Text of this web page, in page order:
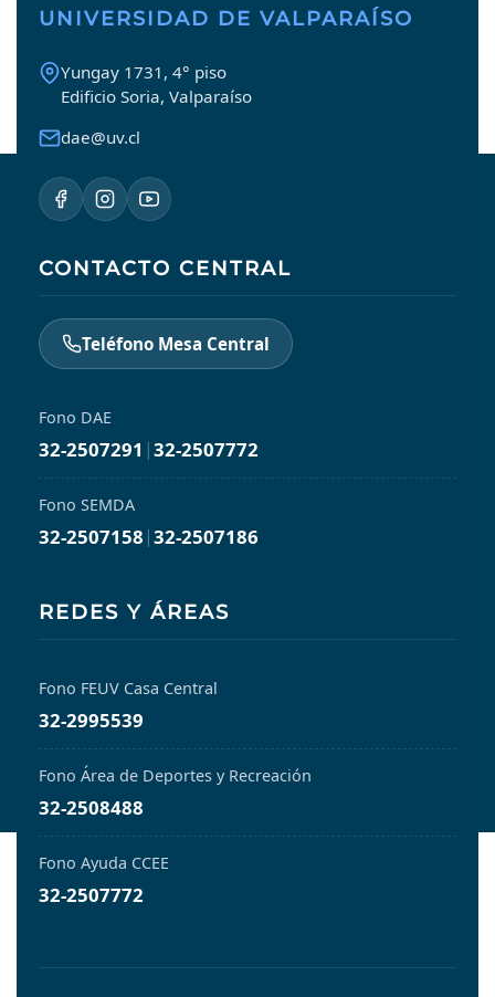
UNIVERSIDAD DE VALPARAÍSO
Yungay 1731, 4° piso
Edificio Soria, Valparaíso
dae@uv.cl
CONTACTO CENTRAL
Teléfono Mesa Central
Fono DAE
32-2507291 |32-2507772
Fono SEMDA
32-2507158 |32-2507186
REDES Y ÁREAS
Fono FEUV Casa Central
32-2995539
Fono Área de Deportes y Recreación
32-2508488
Fono Ayuda CCEE
32-2507772